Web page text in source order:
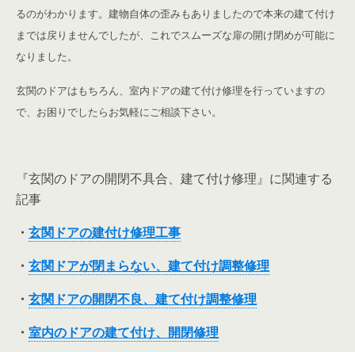
るのがわかります。建物自体の歪みもありましたので本来の建て付け
までは戻りませんでしたが、これでスムーズな扉の開け閉めが可能に
なりました。
玄関のドアはもちろん、室内ドアの建て付け修理を行っていますの
で、お困りでしたらお気軽にご相談下さい。
『玄関のドアの開閉不具合、建て付け修理』に関連する
記事
・ 玄関ドアの建付け修理工事
・ 玄関ドアが閉まらない、建て付け調整修理
・ 玄関ドアの開閉不良、建て付け調整修理
・ 室内のドアの建て付け、開閉修理